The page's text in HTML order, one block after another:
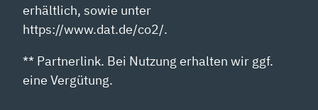
erhältlich, sowie unter
https://www.dat.de/co2/.
** Partnerlink. Bei Nutzung erhalten wir ggf.
eine Vergütung.